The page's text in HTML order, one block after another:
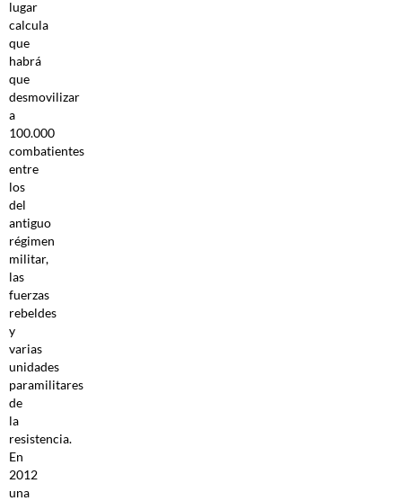
lugar
calcula
que
habrá
que
desmovilizar
a
100.000
combatientes
entre
los
del
antiguo
régimen
militar,
las
fuerzas
rebeldes
y
varias
unidades
paramilitares
de
la
resistencia.
En
2012
una